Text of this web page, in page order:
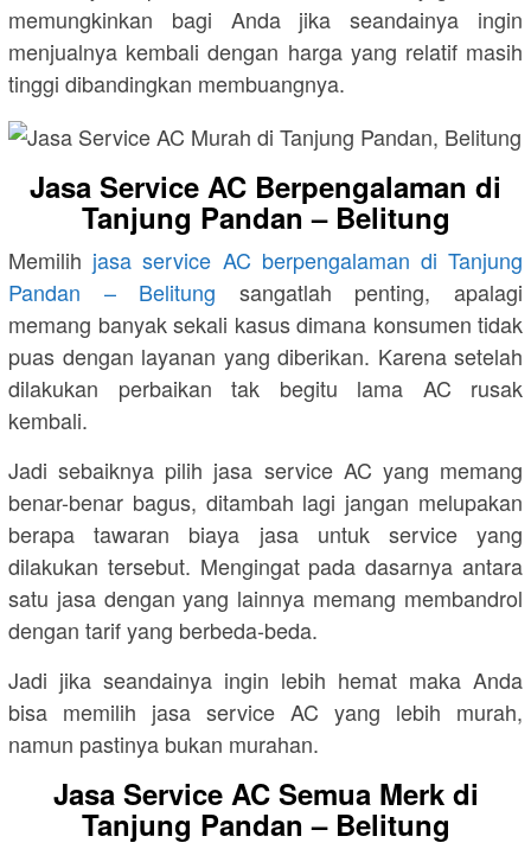
memungkinkan bagi Anda jika seandainya ingin
menjualnya kembali dengan harga yang relatif masih
tinggi dibandingkan membuangnya.
Jasa Service AC Berpengalaman di
Tanjung Pandan – Belitung
Memilih jasa service AC berpengalaman di Tanjung
Pandan – Belitung sangatlah penting, apalagi
memang banyak sekali kasus dimana konsumen tidak
puas dengan layanan yang diberikan. Karena setelah
dilakukan perbaikan tak begitu lama AC rusak
kembali.
Jadi sebaiknya pilih jasa service AC yang memang
benar-benar bagus, ditambah lagi jangan melupakan
berapa tawaran biaya jasa untuk service yang
dilakukan tersebut. Mengingat pada dasarnya antara
satu jasa dengan yang lainnya memang membandrol
dengan tarif yang berbeda-beda.
Jadi jika seandainya ingin lebih hemat maka Anda
bisa memilih jasa service AC yang lebih murah,
namun pastinya bukan murahan.
Jasa Service AC Semua Merk di
Tanjung Pandan – Belitung